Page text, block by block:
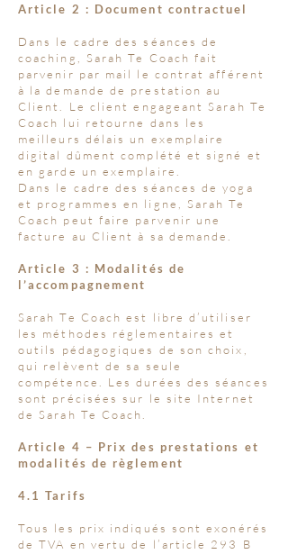
Article 2 : Document contractuel
Dans le cadre des séances de
coaching, Sarah Te Coach fait
parvenir par mail le contrat afférent
à la demande de prestation au
Client. Le client engageant Sarah Te
Coach lui retourne dans les
meilleurs délais un exemplaire
digital dûment complété et signé et
en garde un exemplaire.
Dans le cadre des séances de yoga
et programmes en ligne, Sarah Te
Coach peut faire parvenir une
facture au Client à sa demande.
Article 3 : Modalités de
l’accompagnement
Sarah Te Coach est libre d’utiliser
les méthodes réglementaires et
outils pédagogiques de son choix,
qui relèvent de sa seule
compétence. Les durées des séances
sont précisées sur le site Internet
de Sarah Te Coach.
Article 4 – Prix des prestations et
modalités de règlement
4.1 Tarifs
Tous les prix indiqués sont exonérés
de TVA en vertu de l’article 293 B